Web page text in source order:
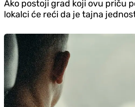
Ako postoji grad koji ovu priču
lokalci će reći da je tajna